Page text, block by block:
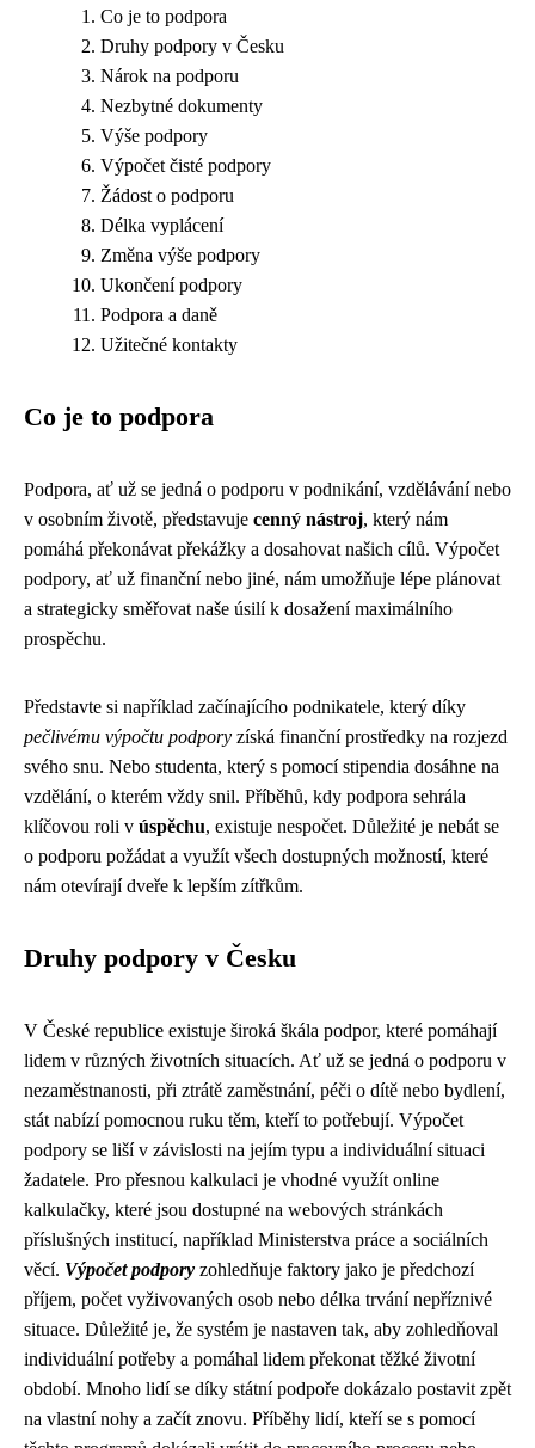
Co je to podpora
Druhy podpory v Česku
Nárok na podporu
Nezbytné dokumenty
Výše podpory
Výpočet čisté podpory
Žádost o podporu
Délka vyplácení
Změna výše podpory
Ukončení podpory
Podpora a daně
Užitečné kontakty
Co je to podpora
Podpora, ať už se jedná o podporu v podnikání, vzdělávání nebo
v osobním životě, představuje cenný nástroj, který nám
pomáhá překonávat překážky a dosahovat našich cílů. Výpočet
podpory, ať už finanční nebo jiné, nám umožňuje lépe plánovat
a strategicky směřovat naše úsilí k dosažení maximálního
prospěchu.
Představte si například začínajícího podnikatele, který díky
pečlivému výpočtu podpory získá finanční prostředky na rozjezd
svého snu. Nebo studenta, který s pomocí stipendia dosáhne na
vzdělání, o kterém vždy snil. Příběhů, kdy podpora sehrála
klíčovou roli v úspěchu, existuje nespočet. Důležité je nebát se
o podporu požádat a využít všech dostupných možností, které
nám otevírají dveře k lepším zítřkům.
Druhy podpory v Česku
V České republice existuje široká škála podpor, které pomáhají
lidem v různých životních situacích. Ať už se jedná o podporu v
nezaměstnanosti, při ztrátě zaměstnání, péči o dítě nebo bydlení,
stát nabízí pomocnou ruku těm, kteří to potřebují. Výpočet
podpory se liší v závislosti na jejím typu a individuální situaci
žadatele. Pro přesnou kalkulaci je vhodné využít online
kalkulačky, které jsou dostupné na webových stránkách
příslušných institucí, například Ministerstva práce a sociálních
věcí. Výpočet podpory zohledňuje faktory jako je předchozí
příjem, počet vyživovaných osob nebo délka trvání nepříznivé
situace. Důležité je, že systém je nastaven tak, aby zohledňoval
individuální potřeby a pomáhal lidem překonat těžké životní
období. Mnoho lidí se díky státní podpoře dokázalo postavit zpět
na vlastní nohy a začít znovu. Příběhy lidí, kteří se s pomocí